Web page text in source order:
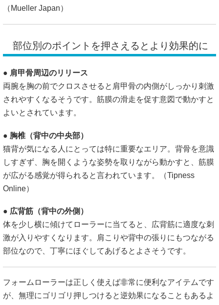
（ Mueller Japan）
部位別のポイントを押さえるとより効果的に
● 肩甲骨周辺のリリース
両腕を胸の前でクロスさせると肩甲骨の内側がしっかり刺激
されやすくなるそうです。筋膜の滑走を促す意図で動かすと
よいとされています。
● 胸椎（背中の中央部）
猫背が気になる人にとっては特に重要なエリア。背骨を意識
しすぎず、胸を開くような姿勢を取りながら動かすと、筋膜
が広がる感覚が得られると言われています。（Tipness
Online）
● 広背筋（背中の外側）
体を少し横に傾けてローラーに当てると、広背筋に適度な刺
激が入りやすくなります。肩こりや背中の張りにもつながる
部位なので、丁寧にほぐしてあげるとよさそうです。
フォームローラーは正しく使えば非常に便利なアイテムです
が、無理にゴリゴリ押しつけると逆効果になることもあるよ